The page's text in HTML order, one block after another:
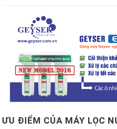
ƯU ĐIỂM CỦA MÁY LỌC